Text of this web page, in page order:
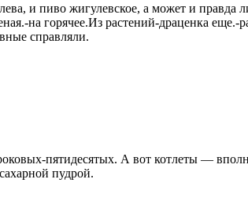
и пиво жигулевское, а может и правда
на горячее.Из растений-драценка
справляли.
пятидесятых. А вот котлеты —
пудрой.